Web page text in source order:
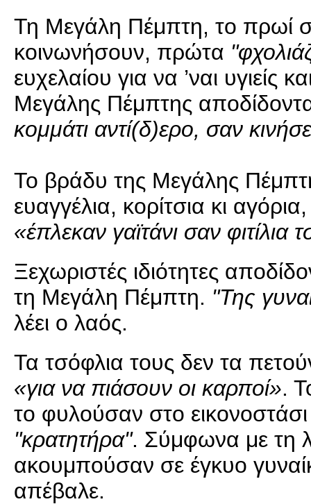
Τη Μεγάλη Πέμπτη, το πρωί
κοινωνήσουν, πρώτα
ευχελαίου για να ’ναι
Μεγάλης Πέμπτης
κομμάτι αντί(δ)ερο, σαν
Το βράδυ της Μεγάλης
ευαγγέλια, κορίτσια κι
«έπλεκαν γαϊτάνι σαν φιτίλια
Ξεχωριστές ιδιότητες
τη Μεγάλη Πέμπτη. "Της
λέει ο λαός.
Τα τσόφλια τους δεν τα
«για να πιάσουν οι καρποί».
το φυλούσαν στο εικονοστάσι
"κρατητήρα". Σύμφωνα με τη
ακουμπούσαν σε έγκυο
απέβαλε.